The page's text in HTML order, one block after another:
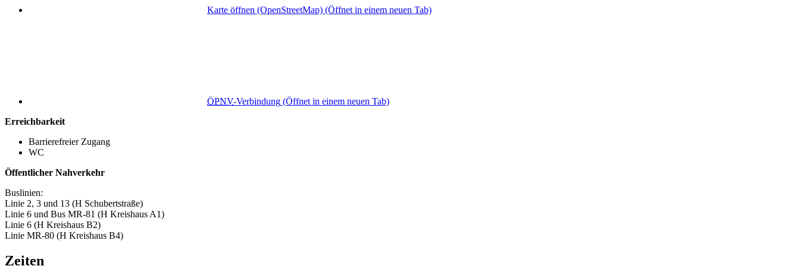
Karte öffnen (OpenStreetMap) (Öffnet in einem neuen Tab)
ÖPNV-Verbindung (Öffnet in einem neuen Tab)
Erreichbarkeit
Barrierefreier Zugang
WC
Öffentlicher Nahverkehr
Buslinien:
Linie 2, 3 und 13 (H Schubertstraße)
Linie 6 und Bus MR-81 (H Kreishaus A1)
Linie 6 (H Kreishaus B2)
Linie MR-80 (H Kreishaus B4)
Zeiten